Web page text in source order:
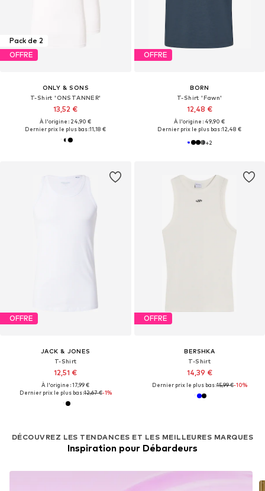
Pack de 2
OFFRE
ONLY & SONS
T-Shirt 'ONSTANNER'
13,52 €
À l'origine : 24,90 €
Dernier prix le plus bas :11,18 €
OFFRE
BORN
T-Shirt 'Fawn'
12,48 €
À l'origine : 49,90 €
Dernier prix le plus bas :12,48 €
+2
OFFRE
JACK & JONES
T-Shirt
12,51 €
À l'origine : 17,99 €
Dernier prix le plus bas :12,67 €-1%
OFFRE
BERSHKA
T-Shirt
14,39 €
Dernier prix le plus bas :15,99 €-10%
DÉCOUVREZ LES TENDANCES ET LES MEILLEURES MARQUES
Inspiration pour Débardeurs